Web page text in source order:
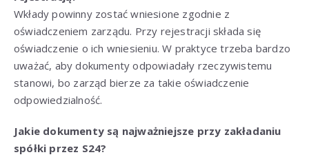
Wkłady powinny zostać wniesione zgodnie z
oświadczeniem zarządu. Przy rejestracji składa się
oświadczenie o ich wniesieniu. W praktyce trzeba bardzo
uważać, aby dokumenty odpowiadały rzeczywistemu
stanowi, bo zarząd bierze za takie oświadczenie
odpowiedzialność.
Jakie dokumenty są najważniejsze przy zakładaniu
spółki przez S24?